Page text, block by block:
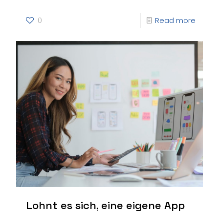
0 Read more
Lohnt es sich, eine eigene App